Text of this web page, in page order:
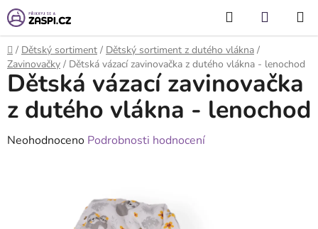
Přejít na obsah Hledat
KOŠÍK
Domů
/ Dětský sortiment / Dětský sortiment z dutého vlákna /
Zavinovačky / Dětská vázací zavinovačka z dutého vlákna - lenochod
Dětská vázací zavinovačka
z dutého vlákna - lenochod
Průměrné
Neohodnoceno Podrobnosti hodnocení